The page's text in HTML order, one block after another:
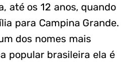
até os 12 anos, quando
para Campina Grande.
dos nomes mais
popular brasileira ela é